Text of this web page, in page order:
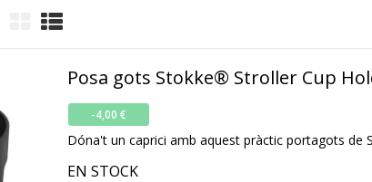
Posa gots Stokke® Stroller Cup
-4,00 €
Dóna't un caprici amb aquest pràctic portagots de
EN STOCK